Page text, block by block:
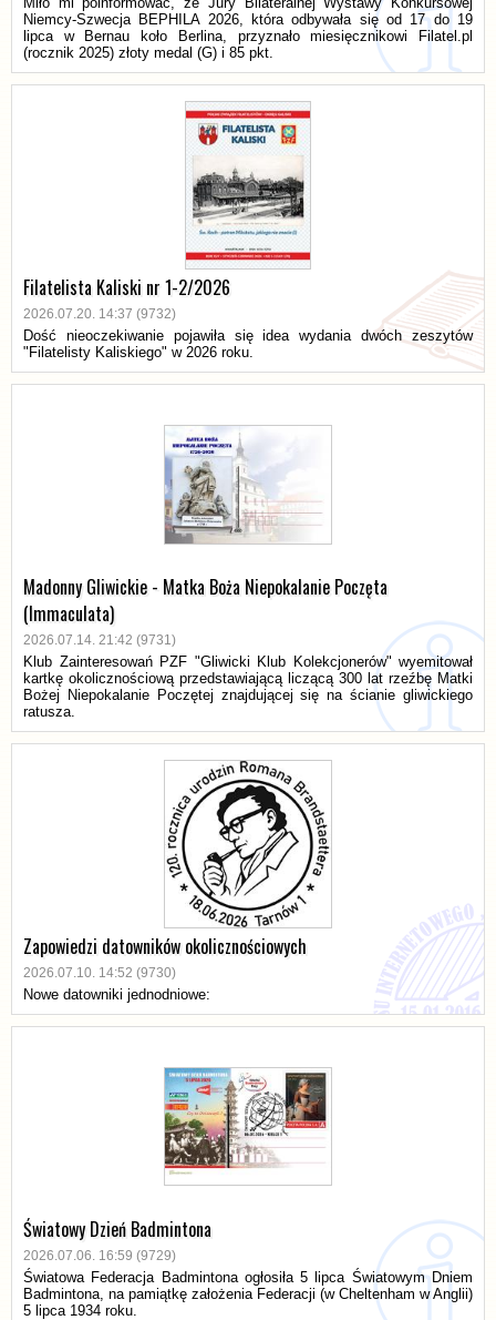
Niemcy-Szwecja BEPHILA 2026, która odbywała się od 17 do 19
lipca w Bernau koło Berlina, przyznało miesięcznikowi Filatel.pl
(rocznik 2025) złoty medal (G) i 85 pkt.
Filatelista Kaliski nr 1-2/2026
2026.07.20. 14:37 (9732)
Dość nieoczekiwanie pojawiła się idea wydania dwóch zeszytów
"Filatelisty Kaliskiego" w 2026 roku.
Madonny Gliwickie - Matka Boża Niepokalanie Poczęta
(Immaculata)
2026.07.14. 21:42 (9731)
Klub Zainteresowań PZF "Gliwicki Klub Kolekcjonerów" wyemitował
kartkę okolicznościową przedstawiającą liczącą 300 lat rzeźbę Matki
Bożej Niepokalanie Poczętej znajdującej się na ścianie gliwickiego
ratusza.
Zapowiedzi datowników okolicznościowych
2026.07.10. 14:52 (9730)
Nowe datowniki jednodniowe:
Światowy Dzień Badmintona
2026.07.06. 16:59 (9729)
Światowa Federacja Badmintona ogłosiła 5 lipca Światowym Dniem
Badmintona, na pamiątkę założenia Federacji (w Cheltenham w Anglii)
5 lipca 1934 roku.